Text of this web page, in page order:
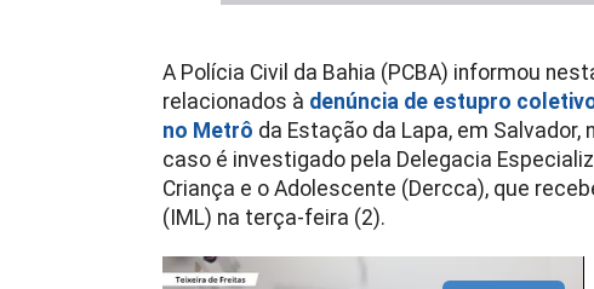
A Polícia Civil da Bahia (PCBA) informou
relacionados à denúncia de estupro
no Metrô da Estação da Lapa, em
caso é investigado pela Delegacia
Criança e o Adolescente (Dercca), que
(IML) na terça-feira (2).